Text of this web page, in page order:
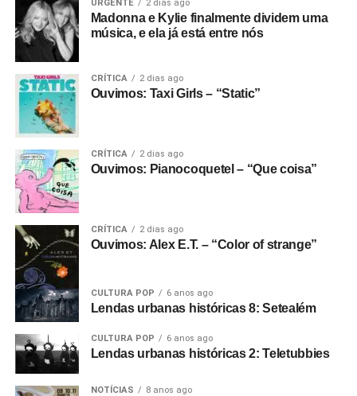
URGENTE 2 dias ago
Madonna e Kylie finalmente dividem uma
música, e ela já está entre nós
CRÍTICA 2 dias ago
Ouvimos: Taxi Girls – “Static”
CRÍTICA 2 dias ago
Ouvimos: Pianocoquetel – “Que coisa”
CRÍTICA 2 dias ago
Ouvimos: Alex E.T. – “Color of strange”
CULTURA POP 6 anos ago
Lendas urbanas históricas 8: Setealém
CULTURA POP 6 anos ago
Lendas urbanas históricas 2: Teletubbies
NOTÍCIAS 8 anos ago